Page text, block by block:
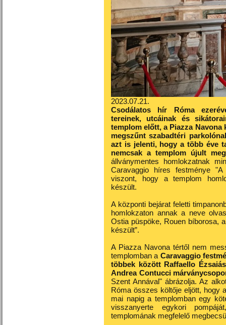
2023.07.21.
Csodálatos hír Róma
tereinek, utcáinak és
templom előtt, a Piazza
megszűnt szabadtéri
azt is jelenti, hogy a több éve
nemcsak a templom újult
állványmentes homlokzatnak
Caravaggio híres festménye
viszont, hogy a templom
készült.
A központi bejárat feletti
homlokzaton annak a neve
Ostia püspöke, Rouen bíborosa,
készült”.
A Piazza Navona tértől nem
templomban a Caravaggio
többek között Raffaello
Andrea Contucci
Szent Annával" ábrázolja. Az
Róma összes költője eljött, hogy
mai napig a templomban egy
visszanyerte egykori
templomának megfelelő